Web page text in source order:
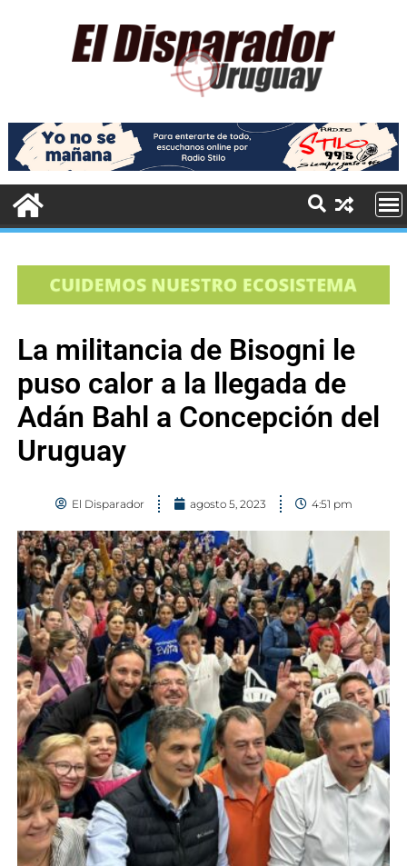
La militancia de Bisogni le
puso calor a la llegada de
Adán Bahl a Concepción del
Uruguay
El Disparador agosto 5, 2023 4:51 pm